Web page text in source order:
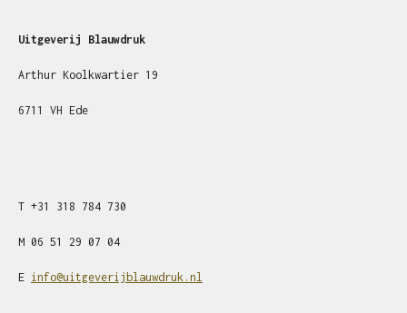
Uitgeverij Blauwdruk
Arthur Koolkwartier 19
6711 VH Ede
T +31 318 784 730
M 06 51 29 07 04
E info@uitgeverijblauwdruk.nl